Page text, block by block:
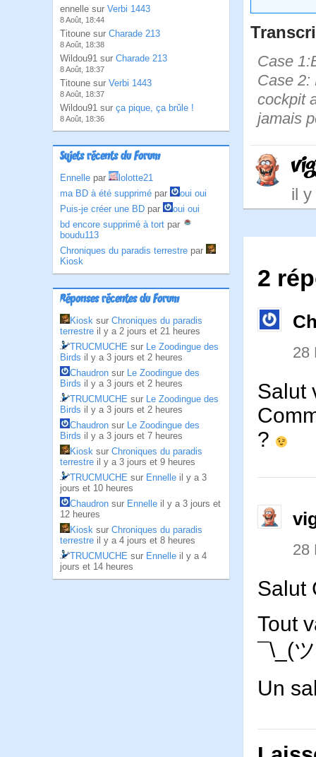
ennelle sur Verbi 1443
8 Août, 18:44
Titoune sur Charade 213
8 Août, 18:38
Wildou91 sur Charade 213
8 Août, 18:37
Titoune sur Verbi 1443
8 Août, 18:37
Wildou91 sur ça pique, ça brûle !
8 Août, 18:36
Sujets récents du Forum
Ennelle par
lolotte21
ma BD à été supprimé par
oui oui
Puis-je créer une BD par
oui oui
bd encore supprimé à tort par
boudu113
Chroniques du paradis terrestre par
Kiosk
Réponses récentes du Forum
Kiosk sur Chroniques du paradis
terrestre il y a 2 jours et 21 heures
TRUCMUCHE sur Le Zoodingue des
Birds il y a 3 jours et 2 heures
Chaudron sur Le Zoodingue des
Birds il y a 3 jours et 2 heures
TRUCMUCHE sur Le Zoodingue des
Birds il y a 3 jours et 2 heures
Chaudron sur Le Zoodingue des
Birds il y a 3 jours et 7 heures
Kiosk sur Chroniques du paradis
terrestre il y a 3 jours et 9 heures
TRUCMUCHE sur Ennelle il y a 3
jours et 10 heures
Chaudron sur Ennelle il y a 3 jours et
12 heures
Kiosk sur Chroniques du paradis
terrestre il y a 4 jours et 8 heures
TRUCMUCHE sur Ennelle il y a 4
jours et 14 heures
Case
Case 2:
cockpit
jamais
il
2
28
Salut
?
28
Salut
Tout
¯\_(
Un